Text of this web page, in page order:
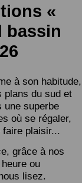
«
bassin
à son habitude,
plans du sud et
une superbe
où se régaler,
faire plaisir...
grâce à nos
ou
lisez.